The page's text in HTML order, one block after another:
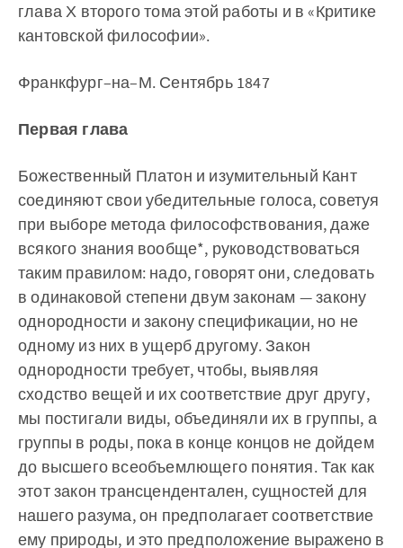
глава Х второго тома этой работы и в «Критике
кантовской философии».
Франкфург–на–М. Сентябрь 1847
Первая глава
Божественный Платон и изумительный Кант
соединяют свои убедительные голоса, советуя
при выборе метода философствования, даже
всякого знания вообще*, руководствоваться
таким правилом: надо, говорят они, следовать
в одинаковой степени двум законам — закону
однородности и закону спецификации, но не
одному из них в ущерб другому. Закон
однородности требует, чтобы, выявляя
сходство вещей и их соответствие друг другу,
мы постигали виды, объединяли их в группы, а
группы в роды, пока в конце концов не дойдем
до высшего всеобъемлющего понятия. Так как
этот закон трансцендентален, сущностей для
нашего разума, он предполагает соответствие
ему природы, и это предположение выражено в